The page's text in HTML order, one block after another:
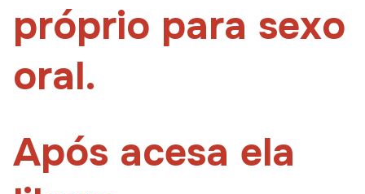
próprio para sexo
oral.
Após acesa ela